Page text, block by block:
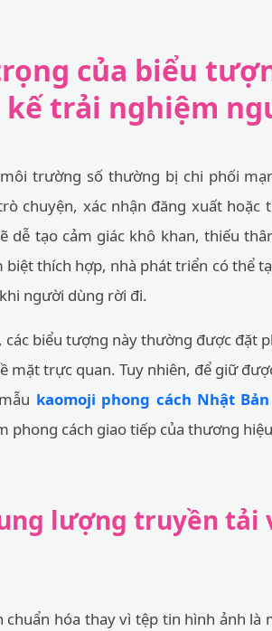
của biểu
trải nghiệm
trường số thường bị chi phối
chuyện, xác nhận đăng xuất hoặc
dễ tạo cảm giác khô khan, thiếu
biệt thích hợp, nhà phát triển có thể
người dùng rời đi.
các biểu tượng này thường được đặt
mặt trực quan. Tuy nhiên, để giữ
kaomoji phong cách Nhật Bản
phong cách giao tiếp của thương
lượng truyền tải
chuẩn hóa thay vì tệp tin hình ảnh